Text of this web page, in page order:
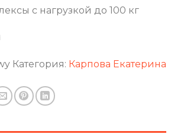
с нагрузкой до 100 кг
Категория: Карпова Екатерина